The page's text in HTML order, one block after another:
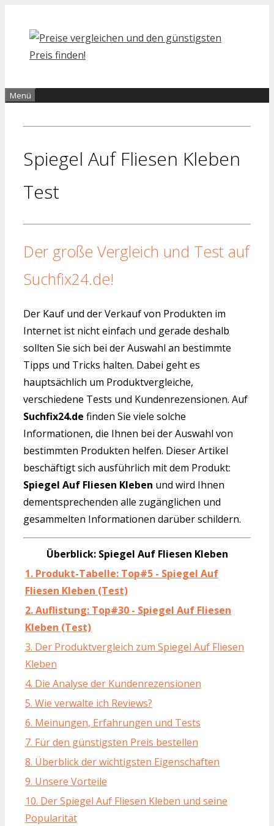
Inhalt
springen
Menü
Spiegel Auf Fliesen Kleben
Test
Der große Vergleich und Test auf
Suchfix24.de!
Der Kauf und der Verkauf von Produkten im
Internet ist nicht einfach und gerade deshalb
sollten Sie sich bei der Auswahl an bestimmte
Tipps und Tricks halten. Dabei geht es
hauptsächlich um Produktvergleiche,
verschiedene Tests und Kundenrezensionen. Auf
Suchfix24.de finden Sie viele solche
Informationen, die Ihnen bei der Auswahl von
bestimmten Produkten helfen. Dieser Artikel
beschäftigt sich ausführlich mit dem Produkt:
Spiegel Auf Fliesen Kleben und wird Ihnen
dementsprechenden alle zugänglichen und
gesammelten Informationen darüber schildern.
Überblick: Spiegel Auf Fliesen Kleben
1. Produkt-Tabelle: Top#5 - Spiegel Auf
Fliesen Kleben (Test)
2. Auflistung: Top#30 - Spiegel Auf Fliesen
Kleben (Test)
3. Der Produktvergleich zum Spiegel Auf Fliesen
Kleben
4. Die Analyse der Kundenrezensionen
5. Wie verwalte ich Reviews?
6. Meinungen, Erfahrungen und Tests
7. Für den günstigsten Preis bestellen
8. Überblick der wichtigsten Eigenschaften
9. Unsere Vorteile
10. Der Spiegel Auf Fliesen Kleben und seine
Popularität